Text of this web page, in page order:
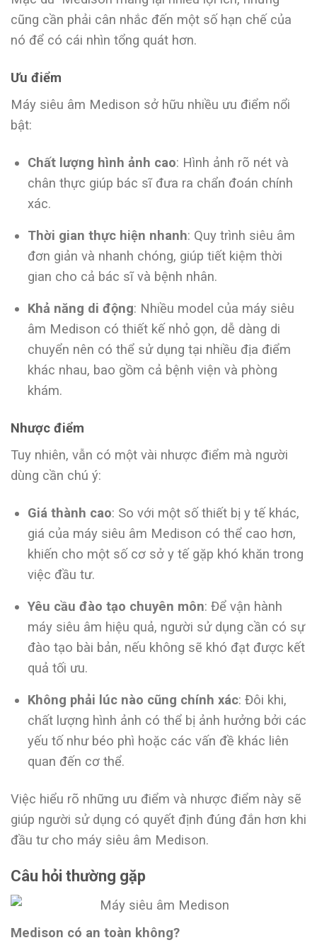
cũng cần phải cân nhắc đến một số hạn chế của
nó để có cái nhìn tổng quát hơn.
Ưu điểm
Máy siêu âm Medison sở hữu nhiều ưu điểm nổi
bật:
Chất lượng hình ảnh cao: Hình ảnh rõ nét và
chân thực giúp bác sĩ đưa ra chẩn đoán chính
xác.
Thời gian thực hiện nhanh: Quy trình siêu âm
đơn giản và nhanh chóng, giúp tiết kiệm thời
gian cho cả bác sĩ và bệnh nhân.
Khả năng di động: Nhiều model của máy siêu
âm Medison có thiết kế nhỏ gọn, dễ dàng di
chuyển nên có thể sử dụng tại nhiều địa điểm
khác nhau, bao gồm cả bệnh viện và phòng
khám.
Nhược điểm
Tuy nhiên, vẫn có một vài nhược điểm mà người
dùng cần chú ý:
Giá thành cao: So với một số thiết bị y tế khác,
giá của máy siêu âm Medison có thể cao hơn,
khiến cho một số cơ sở y tế gặp khó khăn trong
việc đầu tư.
Yêu cầu đào tạo chuyên môn: Để vận hành
máy siêu âm hiệu quả, người sử dụng cần có sự
đào tạo bài bản, nếu không sẽ khó đạt được kết
quả tối ưu.
Không phải lúc nào cũng chính xác: Đôi khi,
chất lượng hình ảnh có thể bị ảnh hưởng bởi các
yếu tố như béo phì hoặc các vấn đề khác liên
quan đến cơ thể.
Việc hiểu rõ những ưu điểm và nhược điểm này sẽ
giúp người sử dụng có quyết định đúng đắn hơn khi
đầu tư cho máy siêu âm Medison.
Câu hỏi thường gặp
Medison có an toàn không?